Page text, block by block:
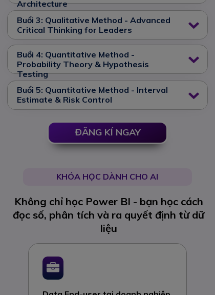
ĐĂNG KÍ NGAY
Architecture
Buổi 3: Qualitative Method - Advanced
Critical Thinking for Leaders
Buổi 4: Quantitative Method -
Probability Theory & Hypothesis
Testing
Buổi 5: Quantitative Method - Interval
Estimate & Risk Control
Không chỉ học Power BI - bạn học cách
đọc số, phân tích và ra quyết định từ dữ
liệu
KHÓA HỌC DÀNH CHO AI